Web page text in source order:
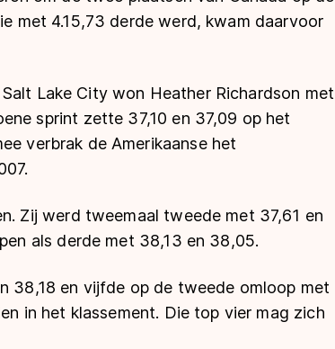
met 4.15,73 derde werd, kwam daarvoor
Lake City won Heather Richardson met
sprint zette 37,10 en 37,09 op het
verbrak de Amerikaanse het
Zij werd tweemaal tweede met 37,61 en
als derde met 38,13 en 38,05.
38,18 en vijfde op de tweede omloop met
in het klassement. Die top vier mag zich